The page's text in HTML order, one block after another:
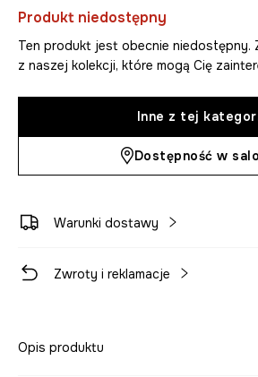
Produkt niedostępny
Ten produkt jest obecnie niedostępny.
z naszej kolekcji, które mogą Cię
Inne z tej
Dostępność w
Warunki dostawy
Zwroty i reklamacje
Opis produktu